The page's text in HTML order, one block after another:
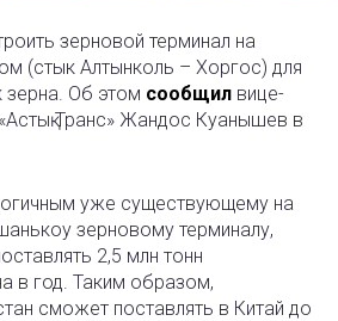
зерновой терминал на
(стык Алтынколь – Хоргос) для
зерна. Об этом сообщил вице-
Транс» Жандос Куанышев в
уже существующему на
зерновому терминалу,
2,5 млн тонн
в год. Таким образом,
сможет поставлять в Китай до